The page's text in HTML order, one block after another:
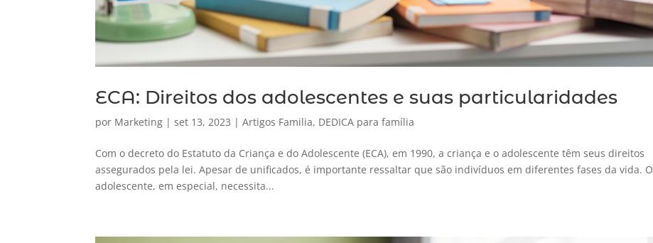
ECA: Direitos dos adolescentes e suas particularidades
por Marketing |set 13, 2023 |Artigos Familia, DEDICA para família
Com o decreto do Estatuto da Criança e do Adolescente (ECA), em 1990, a criança e o adolescente têm seus direitos
assegurados pela lei. Apesar de unificados, é importante ressaltar que são indivíduos em diferentes fases da vida. O
adolescente, em especial, necessita...